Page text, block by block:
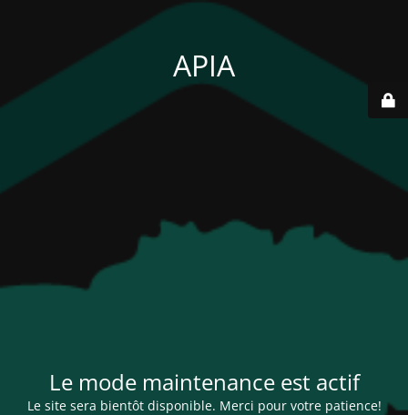
APIA
Le mode maintenance est actif
Le site sera bientôt disponible. Merci pour votre patience!